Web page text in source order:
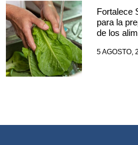
Fortalece
para la
de los
5 AGOSTO,